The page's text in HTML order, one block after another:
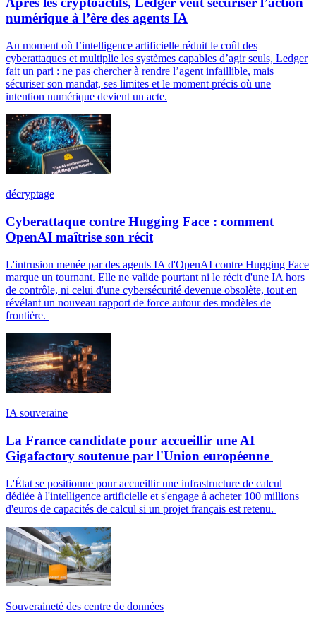
numérique à l’ère des agents IA
Au moment où l’intelligence artificielle réduit le coût des
cyberattaques et multiplie les systèmes capables d’agir seuls, Ledger
fait un pari : ne pas chercher à rendre l’agent infaillible, mais
sécuriser son mandat, ses limites et le moment précis où une
intention numérique devient un acte.
décryptage
Cyberattaque contre Hugging Face : comment
OpenAI maîtrise son récit
L'intrusion menée par des agents IA d'OpenAI contre Hugging Face
marque un tournant. Elle ne valide pourtant ni le récit d'une IA hors
de contrôle, ni celui d'une cybersécurité devenue obsolète, tout en
révélant un nouveau rapport de force autour des modèles de
frontière.
IA souveraine
La France candidate pour accueillir une AI
Gigafactory soutenue par l'Union européenne
L'État se positionne pour accueillir une infrastructure de calcul
dédiée à l'intelligence artificielle et s'engage à acheter 100 millions
d'euros de capacités de calcul si un projet français est retenu.
Souveraineté des centre de données